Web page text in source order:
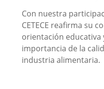
Con nuestra
CETECE reafirma su
orientación educativa
importancia de la
industria alimentaria.